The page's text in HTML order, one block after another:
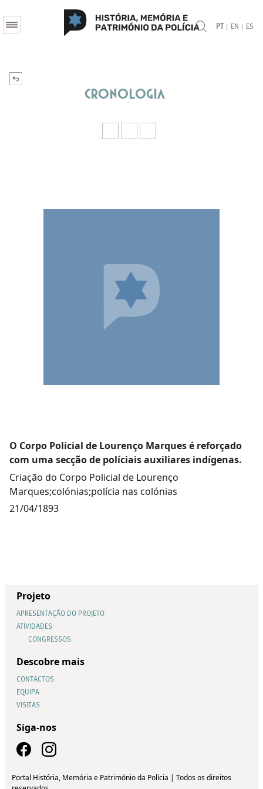
PT | EN | ES
Cronologia
O Corpo Policial de Lourenço Marques é reforçado
com uma secção de políciais auxiliares indígenas.
Criação do Corpo Policial de Lourenço
Marques;colónias;polícia nas colónias
21/04/1893
Projeto
APRESENTAÇÃO DO PROJETO
ATIVIDADES
CONGRESSOS
Descobre mais
CONTACTOS
EQUIPA
VISITAS
Siga-nos
Portal História, Memória e Património da Polícia | Todos os direitos